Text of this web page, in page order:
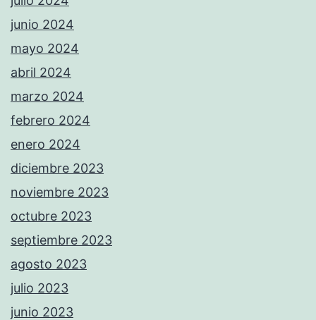
junio 2024
mayo 2024
abril 2024
marzo 2024
febrero 2024
enero 2024
diciembre 2023
noviembre 2023
octubre 2023
septiembre 2023
agosto 2023
julio 2023
junio 2023